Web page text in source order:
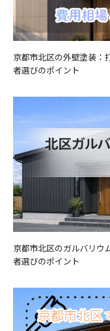
京都市北区の外壁塗装：
者選びのポイント
京都市北区のガルバリウ
者選びのポイント